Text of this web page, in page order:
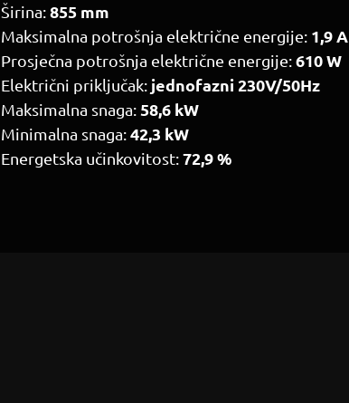
Širina:855 mm
Maksimalna potrošnja električne energije: 1,9 A
Prosječna potrošnja električne energije:610 W
Električni priključak: jednofazni230V/50Hz
Maksimalna snaga:58,6 kW
Minimalna snaga:42,3 kW
Energetska učinkovitost:72,9 %